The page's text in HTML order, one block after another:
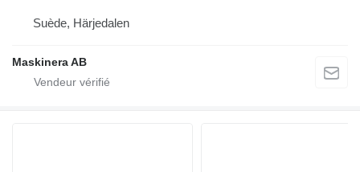
Suède, Härjedalen
Maskinera AB